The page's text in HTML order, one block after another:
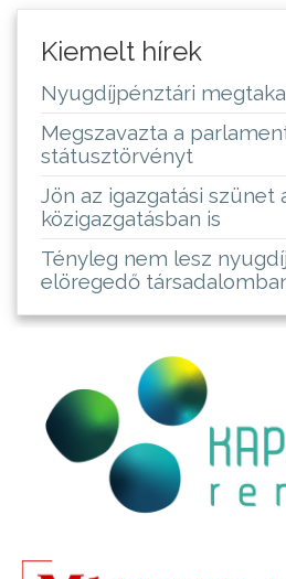
Kiemelt hírek
Nyugdíjpénztári
Megszavazta a
státusztörvényt
Jön az igazgatási szünet
közigazgatásban is
Tényleg nem lesz
elöregedő